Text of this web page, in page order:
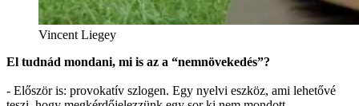
Vincent Liegey
El tudnád mondani, mi is az a “nemnövekedés”?
- Először is: provokatív szlogen. Egy nyelvi eszköz, ami lehetővé